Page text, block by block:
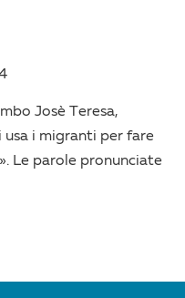
Josè Teresa,
usa i migranti per fare
Le parole pronunciate